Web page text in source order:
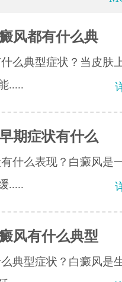
风都有什么典
么典型症状？当皮肤
.....
期症状有什么
什么表现？白癜风是
.....
风有什么典型
典型症状？白癜风是